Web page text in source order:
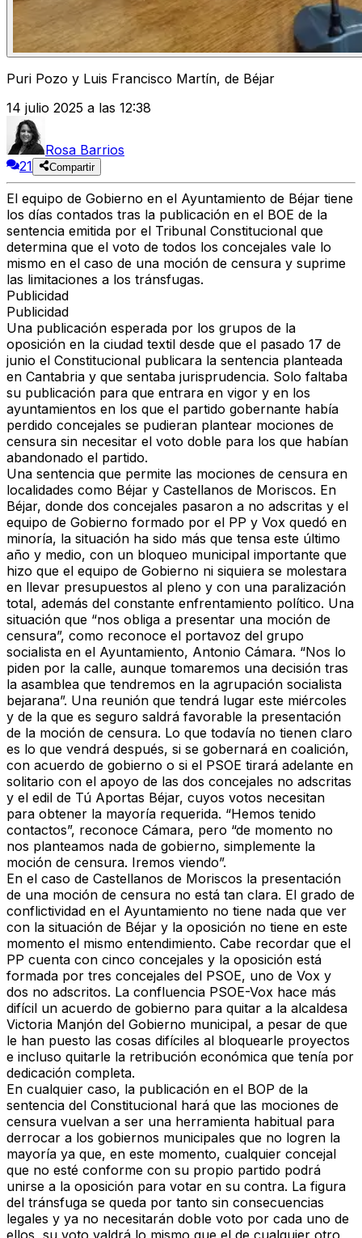
Puri Pozo y Luis Francisco Martín, de Béjar
14 julio 2025 a las 12:38
Rosa Barrios
21
Compartir
El equipo de Gobierno en el Ayuntamiento de Béjar tiene
los días contados tras la publicación en el BOE de la
sentencia emitida por el Tribunal Constitucional que
determina que el voto de todos los concejales vale lo
mismo en el caso de una moción de censura y suprime
las limitaciones a los tránsfugas.
Publicidad
Publicidad
Una publicación esperada por los grupos de la
oposición en la ciudad textil desde que el pasado 17 de
junio el Constitucional publicara la sentencia planteada
en Cantabria y que sentaba jurisprudencia. Solo faltaba
su publicación para que entrara en vigor y en los
ayuntamientos en los que el partido gobernante había
perdido concejales se pudieran plantear mociones de
censura sin necesitar el voto doble para los que habían
abandonado el partido.
Una sentencia que permite las mociones de censura en
localidades como Béjar y Castellanos de Moriscos. En
Béjar, donde dos concejales pasaron a no adscritas y el
equipo de Gobierno formado por el PP y Vox quedó en
minoría, la situación ha sido más que tensa este último
año y medio, con un bloqueo municipal importante que
hizo que el equipo de Gobierno ni siquiera se molestara
en llevar presupuestos al pleno y con una paralización
total, además del constante enfrentamiento político. Una
situación que “nos obliga a presentar una moción de
censura”, como reconoce el portavoz del grupo
socialista en el Ayuntamiento, Antonio Cámara. “Nos lo
piden por la calle, aunque tomaremos una decisión tras
la asamblea que tendremos en la agrupación socialista
bejarana”. Una reunión que tendrá lugar este miércoles
y de la que es seguro saldrá favorable la presentación
de la moción de censura. Lo que todavía no tienen claro
es lo que vendrá después, si se gobernará en coalición,
con acuerdo de gobierno o si el PSOE tirará adelante en
solitario con el apoyo de las dos concejales no adscritas
y el edil de Tú Aportas Béjar, cuyos votos necesitan
para obtener la mayoría requerida. “Hemos tenido
contactos”, reconoce Cámara, pero “de momento no
nos planteamos nada de gobierno, simplemente la
moción de censura. Iremos viendo”.
En el caso de Castellanos de Moriscos la presentación
de una moción de censura no está tan clara. El grado de
conflictividad en el Ayuntamiento no tiene nada que ver
con la situación de Béjar y la oposición no tiene en este
momento el mismo entendimiento. Cabe recordar que el
PP cuenta con cinco concejales y la oposición está
formada por tres concejales del PSOE, uno de Vox y
dos no adscritos. La confluencia PSOE-Vox hace más
difícil un acuerdo de gobierno para quitar a la alcaldesa
Victoria Manjón del Gobierno municipal, a pesar de que
le han puesto las cosas difíciles al bloquearle proyectos
e incluso quitarle la retribución económica que tenía por
dedicación completa.
En cualquier caso, la publicación en el BOP de la
sentencia del Constitucional hará que las mociones de
censura vuelvan a ser una herramienta habitual para
derrocar a los gobiernos municipales que no logren la
mayoría ya que, en este momento, cualquier concejal
que no esté conforme con su propio partido podrá
unirse a la oposición para votar en su contra. La figura
del tránsfuga se queda por tanto sin consecuencias
legales y ya no necesitarán doble voto por cada uno de